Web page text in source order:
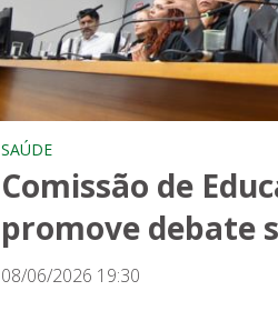
SAÚDE
Comissão de
promove debate
08/06/2026 19:30